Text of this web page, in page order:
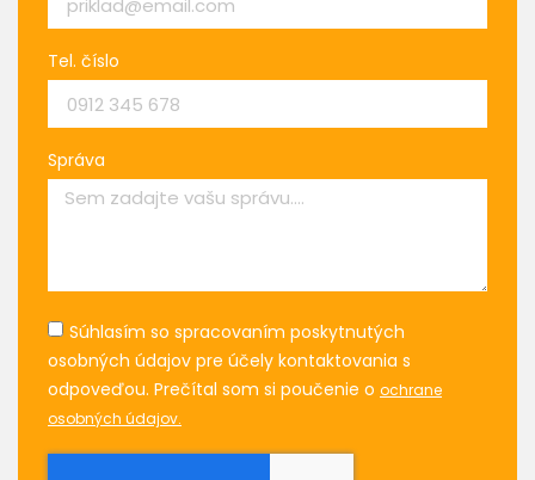
Tel. číslo
Správa
Súhlasím so spracovaním poskytnutých
osobných údajov pre účely kontaktovania s
odpoveďou. Prečítal som si poučenie o ochrane
osobných údajov.